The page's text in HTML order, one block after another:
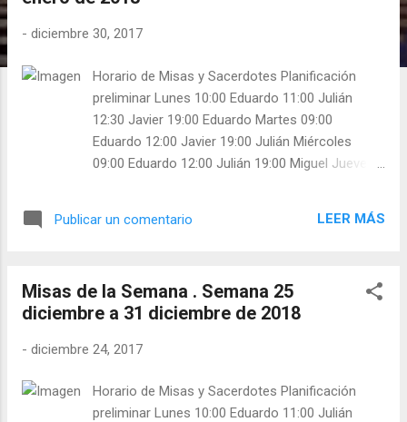
- diciembre 30, 2017
Horario de Misas y Sacerdotes Planificación
preliminar Lunes 10:00 Eduardo 11:00 Julián
12:30 Javier 19:00 Eduardo Martes 09:00
Eduardo 12:00 Javier 19:00 Julián Miércoles
09:00 Eduardo 12:00 Julián 19:00 Miguel Jueves
10:00 Miguel 11:00 Julián 12:30 Javier 19:00
Confiesa: Julián 19:00 Miguel
Publicar un comentario LEER MÁS
Misas de la Semana . Semana 25
diciembre a 31 diciembre de 2018
- diciembre 24, 2017
Horario de Misas y Sacerdotes Planificación
preliminar Lunes 10:00 Eduardo 11:00 Julián